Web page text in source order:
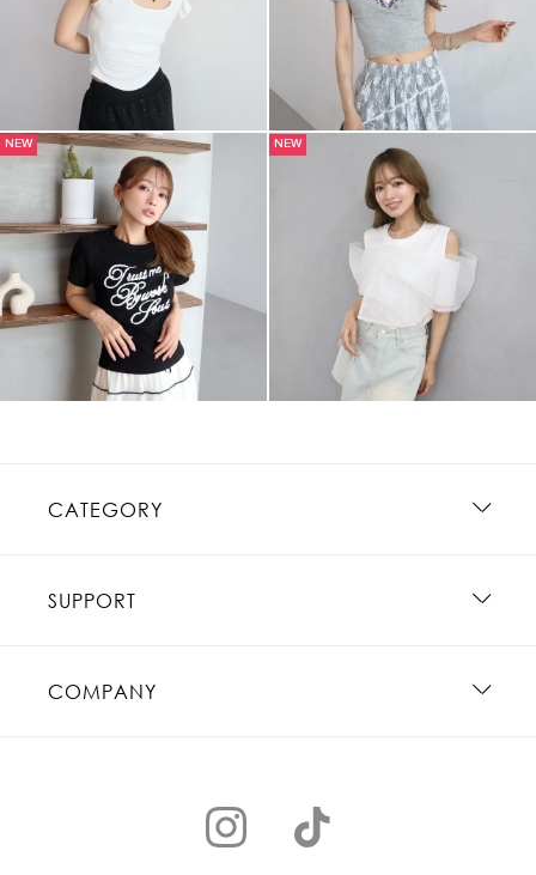
NEW NEW
CATEGORY
SUPPORT
COMPANY